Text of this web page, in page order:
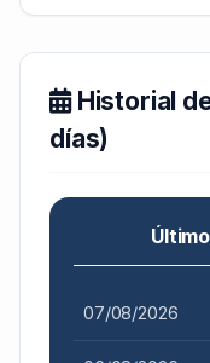
Historial
días)
07/08/2026